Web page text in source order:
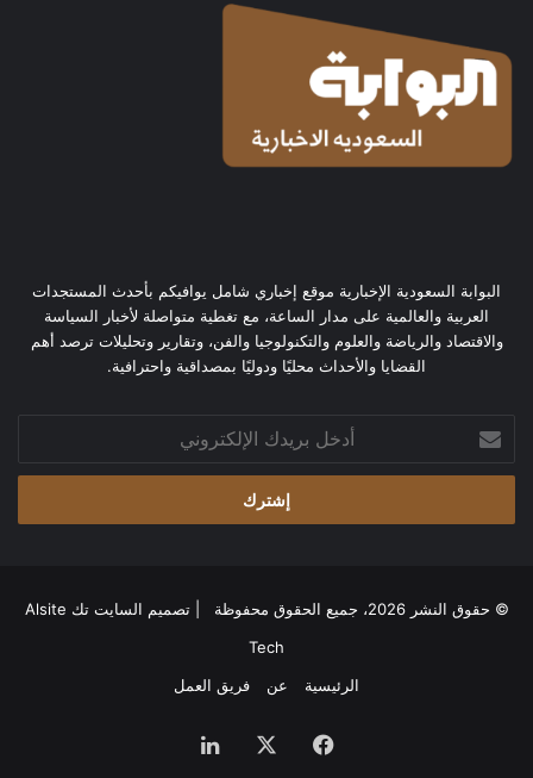
البوابة السعودية الإخبارية موقع إخباري شامل يوافيكم بأحدث المستجدات
العربية والعالمية على مدار الساعة، مع تغطية متواصلة لأخبار السياسة
والاقتصاد والرياضة والعلوم والتكنولوجيا والفن، وتقارير وتحليلات ترصد أهم
القضايا والأحداث محليًا ودوليًا بمصداقية واحترافية.
بريدك
الإلكتروني
© حقوق النشر 2026، جميع الحقوق محفوظة | تصميم
السايت تك Alsite
Tech
الرئيسية
عن فريق العمل
فيسبوك لينكدإن